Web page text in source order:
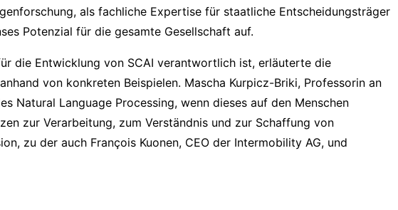
als fachliche Expertise für staatliche Entscheidungsträger
Potenzial für die gesamte Gesellschaft auf.
die Entwicklung von SCAI verantwortlich ist, erläuterte die
von konkreten Beispielen. Mascha Kurpicz-Briki, Professorin an
Natural Language Processing, wenn dieses auf den Menschen
zur Verarbeitung, zum Verständnis und zur Schaffung von
zu der auch François Kuonen, CEO der Intermobility AG, und